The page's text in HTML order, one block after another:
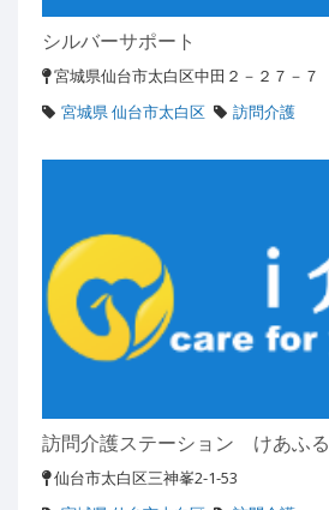
シルバーサポート
宮城県仙台市太白区中田２－２７－７
宮城県 仙台市太白区
訪問介護
訪問介護ステーション けあふる
仙台市太白区三神峯2-1-53